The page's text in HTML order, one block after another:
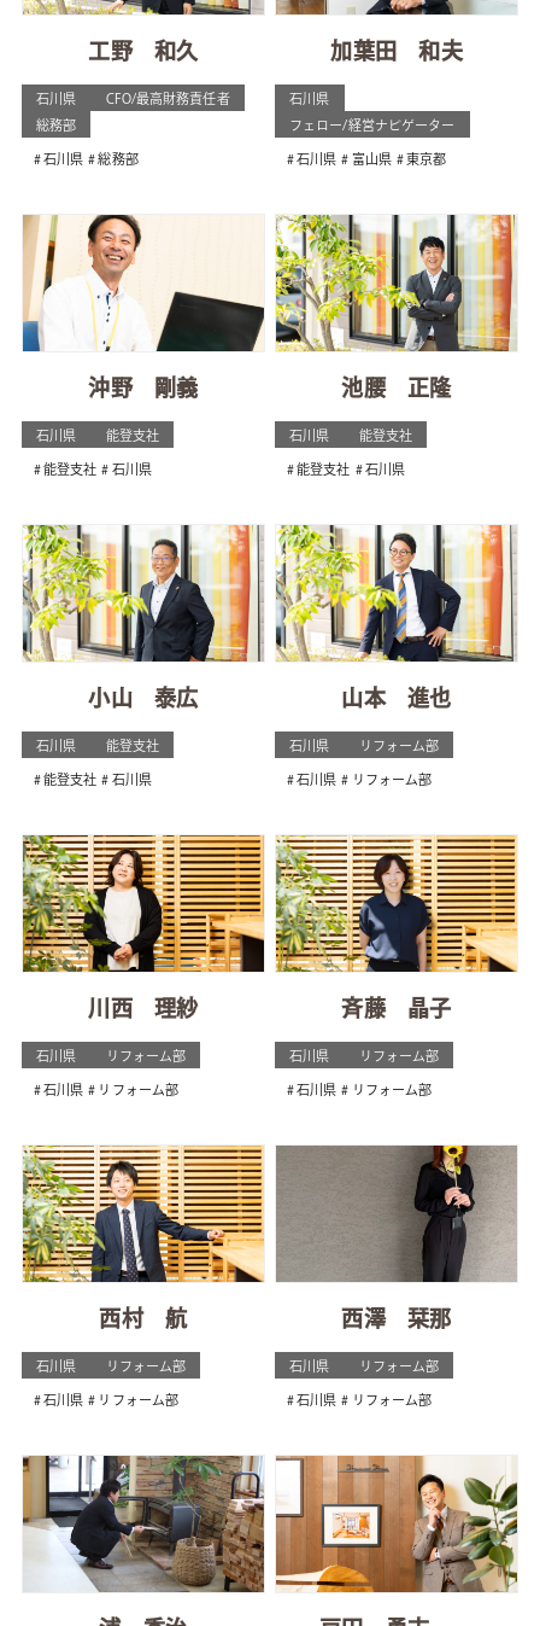
工野 和久
石川県
CFO/最高財務責任者
総務部
石川県 総務部
加葉田 和夫
石川県
フェロー/経営ナビゲーター
石川県 富山県 東京都
沖野 剛義
石川県 能登支社
能登支社 石川県
池腰 正隆
石川県 能登支社
能登支社 石川県
小山 泰広
石川県 能登支社
能登支社 石川県
山本 進也
石川県 リフォーム部
石川県 リフォーム部
川西 理紗
石川県 リフォーム部
石川県 リフォーム部
斉藤 晶子
石川県 リフォーム部
石川県 リフォーム部
西村 航
石川県 リフォーム部
石川県 リフォーム部
西澤 栞那
石川県 リフォーム部
石川県 リフォーム部